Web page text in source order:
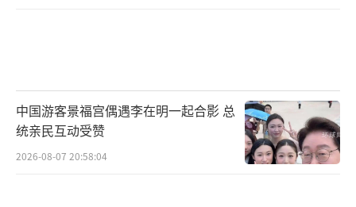
中国游客景福宫偶遇李在明一起合影 总
统亲民互动受赞
2026-08-07 20:58:04